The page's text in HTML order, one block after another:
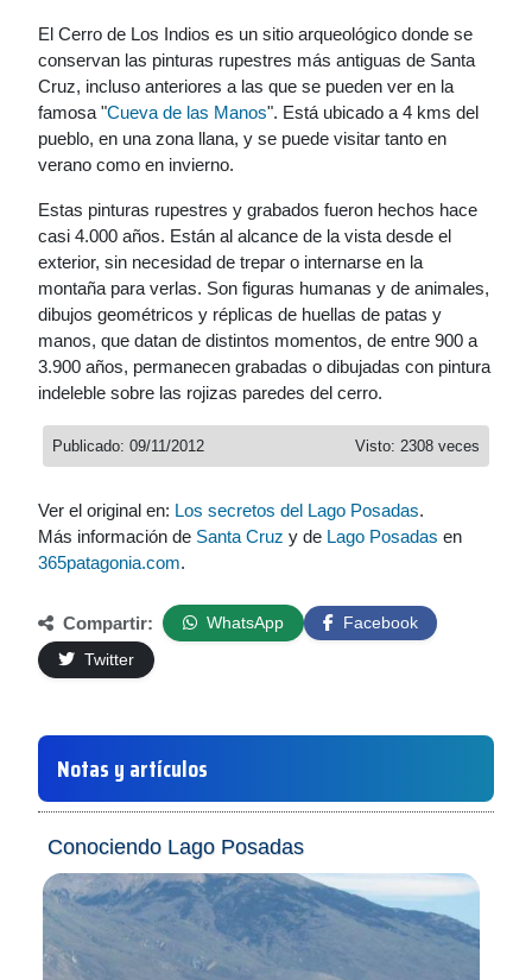
El Cerro de Los Indios es un sitio arqueológico donde se
conservan las pinturas rupestres más antiguas de Santa
Cruz, incluso anteriores a las que se pueden ver en la
famosa "Cueva de las Manos". Está ubicado a 4 kms del
pueblo, en una zona llana, y se puede visitar tanto en
verano como en invierno.
Estas pinturas rupestres y grabados fueron hechos hace
casi 4.000 años. Están al alcance de la vista desde el
exterior, sin necesidad de trepar o internarse en la
montaña para verlas. Son figuras humanas y de animales,
dibujos geométricos y réplicas de huellas de patas y
manos, que datan de distintos momentos, de entre 900 a
3.900 años, permanecen grabadas o dibujadas con pintura
indeleble sobre las rojizas paredes del cerro.
Visto: 2308 veces
Publicado: 09/11/2012
Ver el original en: Los secretos del Lago Posadas.
Más información de Santa Cruz y de Lago Posadas en
365patagonia.com.
Compartir: WhatsApp
Facebook
Twitter
Notas y artículos
Conociendo Lago Posadas